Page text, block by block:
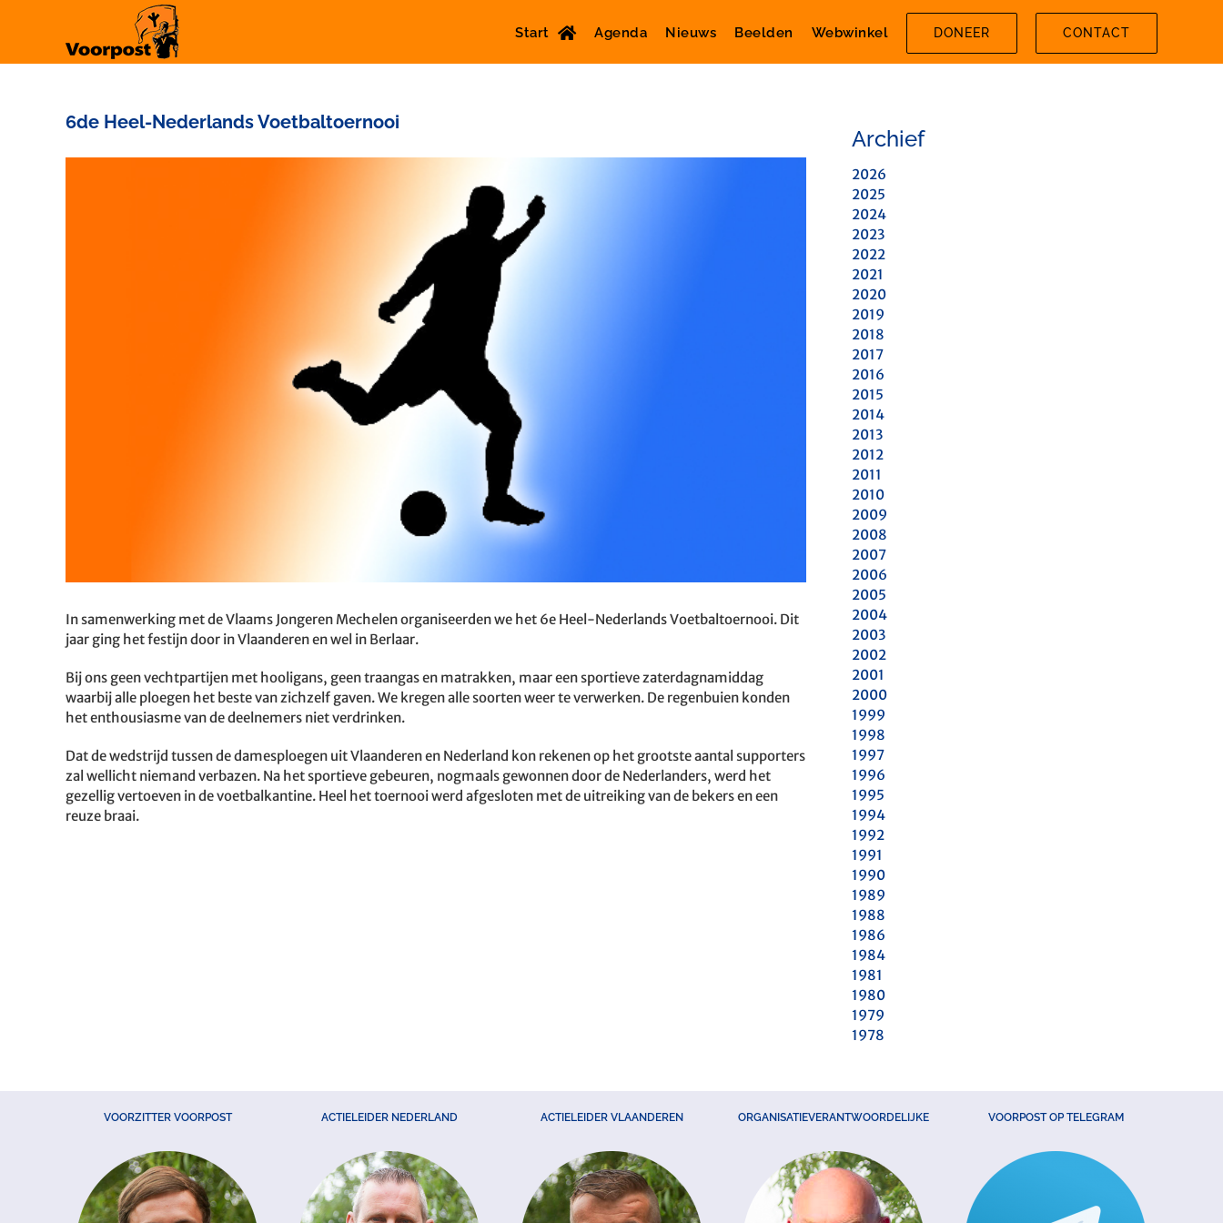
Start Agenda Nieuws Beelden Webwinkel DONEER CONTACT
6de Heel-Nederlands Voetbaltoernooi
In samenwerking met de Vlaams Jongeren Mechelen organiseerden we het 6e Heel-Nederlands Voetbaltoernooi. Dit
jaar ging het festijn door in Vlaanderen en wel in Berlaar.
Bij ons geen vechtpartijen met hooligans, geen traangas en matrakken, maar een sportieve zaterdagnamiddag
waarbij alle ploegen het beste van zichzelf gaven. We kregen alle soorten weer te verwerken. De regenbuien konden
het enthousiasme van de deelnemers niet verdrinken.
Dat de wedstrijd tussen de damesploegen uit Vlaanderen en Nederland kon rekenen op het grootste aantal supporters
zal wellicht niemand verbazen. Na het sportieve gebeuren, nogmaals gewonnen door de Nederlanders, werd het
gezellig vertoeven in de voetbalkantine. Heel het toernooi werd afgesloten met de uitreiking van de bekers en een
reuze braai.
Archief
2026
2025
2024
2023
2022
2021
2020
2019
2018
2017
2016
2015
2014
2013
2012
2011
2010
2009
2008
2007
2006
2005
2004
2003
2002
2001
2000
1999
1998
1997
1996
1995
1994
1992
1991
1990
1989
1988
1986
1984
1981
1980
1979
1978
VOORZITTER VOORPOST ACTIELEIDER NEDERLAND ACTIELEIDER VLAANDEREN ORGANISATIEVERANTWOORDELIJKE VOORPOST OP TELEGRAM